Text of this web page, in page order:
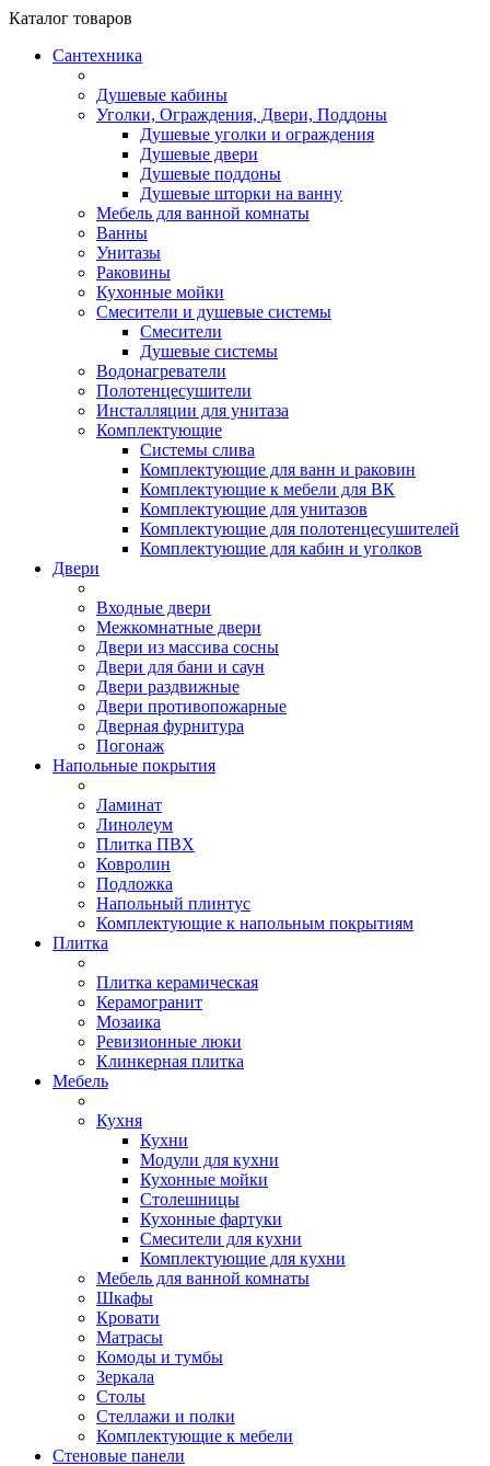
Каталог товаров
Сантехника
Душевые кабины
Уголки, Ограждения, Двери, Поддоны
Душевые уголки и ограждения
Душевые двери
Душевые поддоны
Душевые шторки на ванну
Мебель для ванной комнаты
Ванны
Унитазы
Раковины
Кухонные мойки
Смесители и душевые системы
Смесители
Душевые системы
Водонагреватели
Полотенцесушители
Инсталляции для унитаза
Комплектующие
Системы слива
Комплектующие для ванн и раковин
Комплектующие к мебели для ВК
Комплектующие для унитазов
Комплектующие для полотенцесушителей
Комплектующие для кабин и уголков
Двери
Входные двери
Межкомнатные двери
Двери из массива сосны
Двери для бани и саун
Двери раздвижные
Двери противопожарные
Дверная фурнитура
Погонаж
Напольные покрытия
Ламинат
Линолеум
Плитка ПВХ
Ковролин
Подложка
Напольный плинтус
Комплектующие к напольным покрытиям
Плитка
Плитка керамическая
Керамогранит
Мозаика
Ревизионные люки
Клинкерная плитка
Мебель
Кухня
Кухни
Модули для кухни
Кухонные мойки
Столешницы
Кухонные фартуки
Смесители для кухни
Комплектующие для кухни
Мебель для ванной комнаты
Шкафы
Кровати
Матрасы
Комоды и тумбы
Зеркала
Столы
Стеллажи и полки
Комплектующие к мебели
Стеновые панели